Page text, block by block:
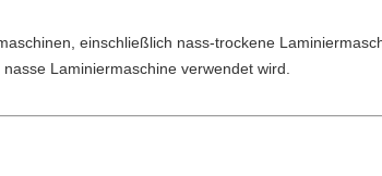
einschließlich nass-trockene
Laminiermaschine verwendet wird.